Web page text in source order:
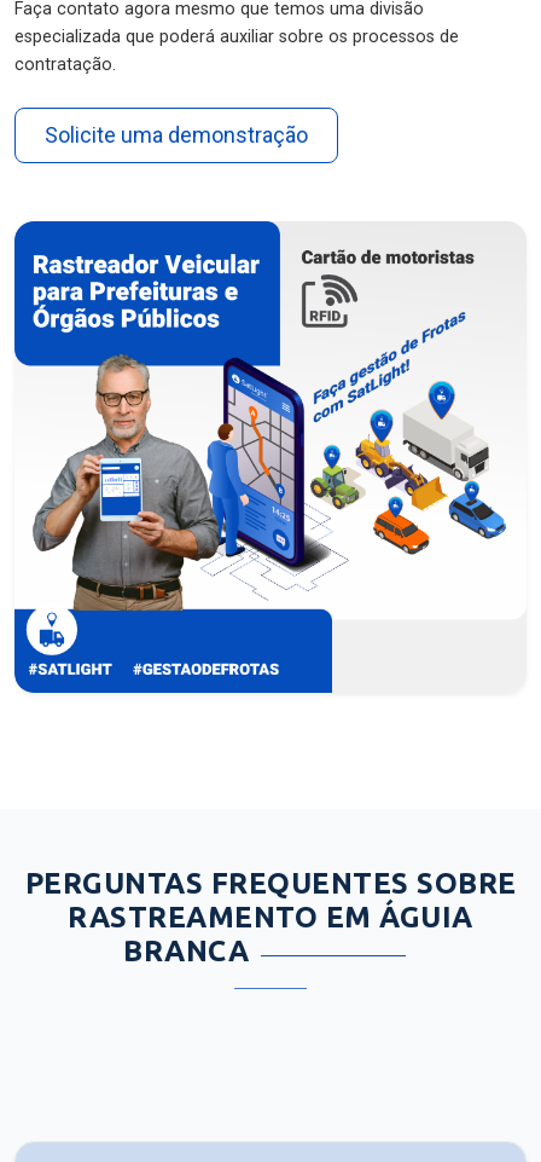
Faça contato agora mesmo que temos uma divisão
especializada que poderá auxiliar sobre os processos de
contratação.
Solicite uma demonstração
PERGUNTAS FREQUENTES SOBRE
RASTREAMENTO EM ÁGUIA
BRANCA